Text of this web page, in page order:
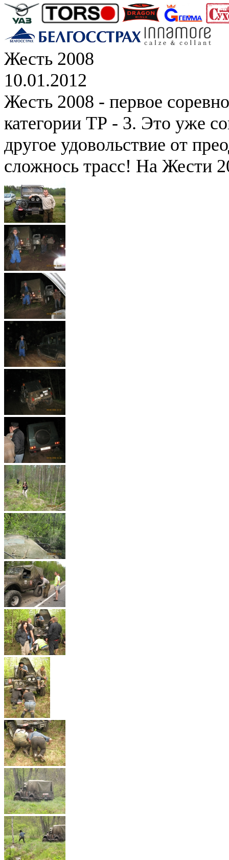
Жесть 2008
10.01.2012
Жесть 2008 - первое
категории ТР - 3. Это уже
другое удовольствие от
сложнось трасс! На Жести